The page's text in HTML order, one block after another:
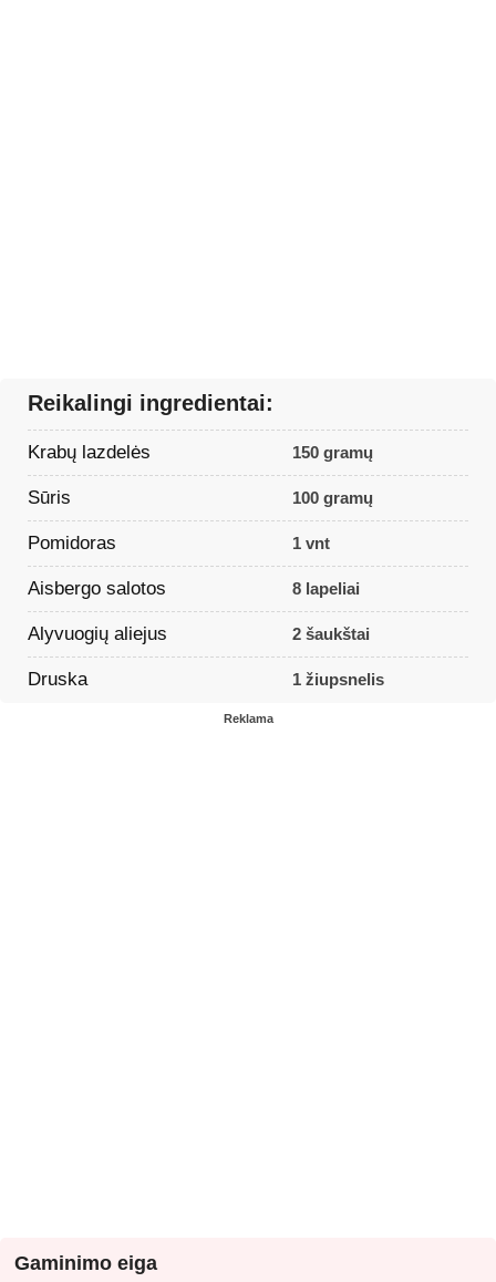
Reikalingi ingredientai:
Krabų lazdelės 150 gramų
Sūris 100 gramų
Pomidoras 1 vnt
Aisbergo salotos 8 lapeliai
Alyvuogių aliejus 2 šaukštai
Druska 1 žiupsnelis
Reklama
Gaminimo eiga